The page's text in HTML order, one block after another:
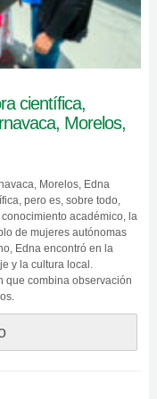
científica,
Morelos,
Morelos, Edna
pero es, sobre todo,
académico, la
de mujeres autónomas
Edna encontró en la
y la cultura local.
que combina observación